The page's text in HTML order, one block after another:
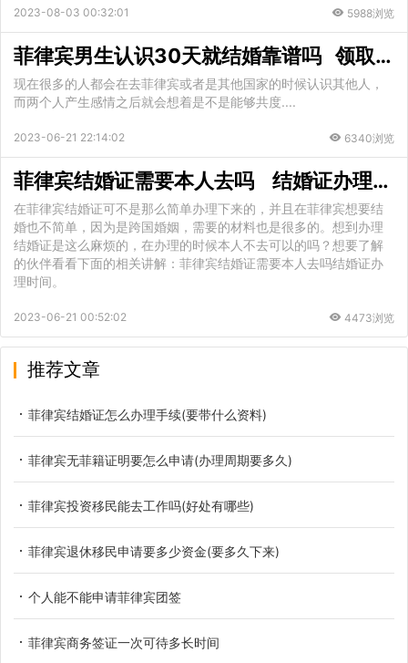
2023-08-03 00:32:01 5988浏览
菲律宾男生认识30天就结婚靠谱吗 领取结婚证需要的材料
现在很多的人都会在去菲律宾或者是其他国家的时候认识其他人，
而两个人产生感情之后就会想着是不是能够共度....
2023-06-21 22:14:02 6340浏览
菲律宾结婚证需要本人去吗 结婚证办理时间
在菲律宾结婚证可不是那么简单办理下来的，并且在菲律宾想要结
婚也不简单，因为是跨国婚姻，需要的材料也是很多的。想到办理
结婚证是这么麻烦的，在办理的时候本人不去可以的吗？想要了解
的伙伴看看下面的相关讲解：菲律宾结婚证需要本人去吗结婚证办
理时间。
2023-06-21 00:52:02 4473浏览
推荐文章
菲律宾结婚证怎么办理手续(要带什么资料)
菲律宾无菲籍证明要怎么申请(办理周期要多久)
菲律宾投资移民能去工作吗(好处有哪些)
菲律宾退休移民申请要多少资金(要多久下来)
个人能不能申请菲律宾团签
菲律宾商务签证一次可待多长时间